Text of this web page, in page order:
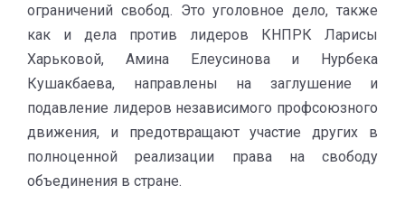
ограничений свобод. Это уголовное дело, также
как и дела против лидеров КНПРК Ларисы
Харьковой, Амина Елеусинова и Нурбека
Кушакбаева, направлены на заглушение и
подавление лидеров независимого профсоюзного
движения, и предотвращают участие других в
полноценной реализации права на свободу
объединения в стране.